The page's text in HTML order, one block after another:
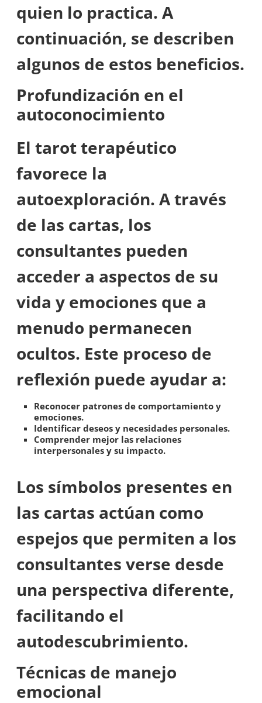
quien lo practica. A
continuación, se describen
algunos de estos beneficios.
Profundización en el
autoconocimiento
El tarot terapéutico
favorece la
autoexploración. A través
de las cartas, los
consultantes pueden
acceder a aspectos de su
vida y emociones que a
menudo permanecen
ocultos. Este proceso de
reflexión puede ayudar a:
Reconocer patrones de comportamiento y
emociones.
Identificar deseos y necesidades personales.
Comprender mejor las relaciones
interpersonales y su impacto.
Los símbolos presentes en
las cartas actúan como
espejos que permiten a los
consultantes verse desde
una perspectiva diferente,
facilitando el
autodescubrimiento.
Técnicas de manejo
emocional